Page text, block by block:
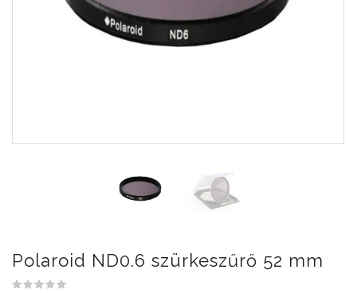
Polaroid ND0.6 szürkeszűrő 52 mm